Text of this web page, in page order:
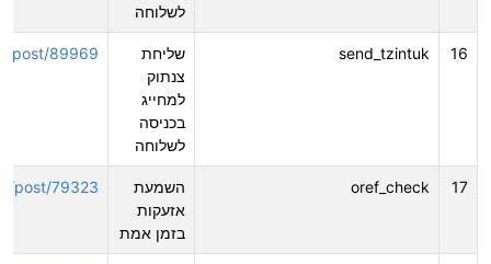
לשלוחה
16
send_tzintuk
שליחת
צנתוק
למחייג
בכניסה
לשלוחה
post/89969
17
oref_check
השמעת
אזעקות
בזמן אמת
post/79323